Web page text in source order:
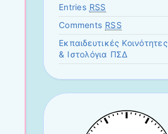
Entries RSS
Comments RSS
Εκπαιδευτικές Κοινότητες
& Ιστολόγια ΠΣΔ